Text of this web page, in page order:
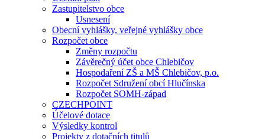
Zastupitelstvo obce
Usnesení
Obecní vyhlášky, veřejné vyhlášky obce
Rozpočet obce
Změny rozpočtu
Závěrečný účet obce Chlebičov
Hospodaření ZŠ a MŠ Chlebičov, p.o.
Rozpočet Sdružení obcí Hlučínska
Rozpočet SOMH-západ
CZECHPOINT
Účelové dotace
Výsledky kontrol
Projekty z dotačních titulů